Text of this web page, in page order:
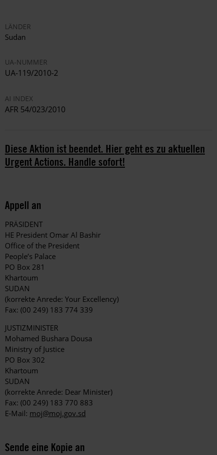
LÄNDER
Sudan
UA-NUMMER
UA-119/2010-2
AI INDEX
AFR 54/023/2010
Diese Aktion ist beendet. Hier geht es zu aktuellen
Urgent Actions. Handle sofort!
Appell an
PRÄSIDENT
HE President Omar Al Bashir
Office of the President
People’s Palace
PO Box 281
Khartoum
SUDAN
(korrekte Anrede: Your Excellency)
Fax: (00 249) 183 774 339
JUSTIZMINISTER
Mohamed Bushara Dousa
Ministry of Justice
PO Box 302
Khartoum
SUDAN
(korrekte Anrede: Dear Minister)
Fax: (00 249) 183 770 883
E-Mail: moj@moj.gov.sd
Sende eine Kopie an